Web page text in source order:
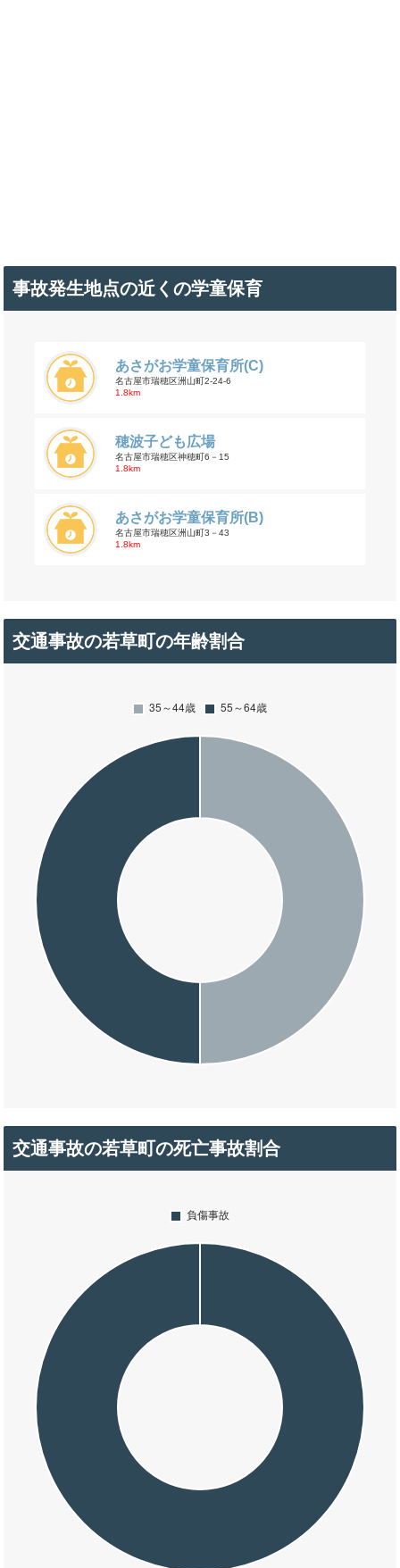
事故発生地点の近くの学童保育
あさがお学童保育所(C)
名古屋市瑞穂区洲山町2-24-6
1.8km
穂波子ども広場
名古屋市瑞穂区神穂町6－15
1.8km
あさがお学童保育所(B)
名古屋市瑞穂区洲山町3－43
1.8km
交通事故の若草町の年齢割合
交通事故の若草町の死亡事故割合